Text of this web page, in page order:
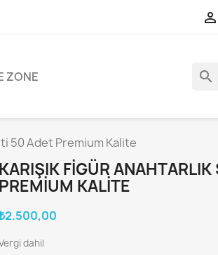

ZONE search
50 Adet Premium Kalite
KARIŞIK FIGÜR
PREMIUM KALITE
dahil